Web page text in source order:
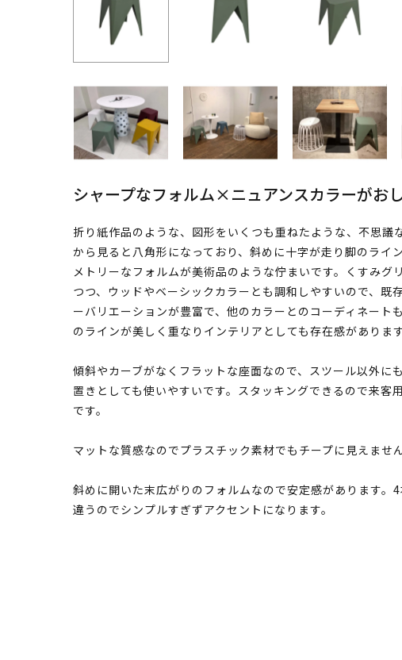
シャープなフォルム×ニュアンスカラーがお
折り紙作品のような、図形をいくつも重ねたような、不思議
から見ると八角形になっており、斜めに十字が走り脚のライ
メトリーなフォルムが美術品のような佇まいです。くすみグ
つつ、ウッドやベーシックカラーとも調和しやすいので、既
ーバリエーションが豊富で、他のカラーとのコーディネート
のラインが美しく重なりインテリアとしても存在感があります
傾斜やカーブがなくフラットな座面なので、スツール以外に
置きとしても使いやすいです。スタッキングできるので来客
です。
マットな質感なのでプラスチック素材でもチープに見えませ
斜めに開いた末広がりのフォルムなので安定感があります。
違うのでシンプルすぎずアクセントになります。